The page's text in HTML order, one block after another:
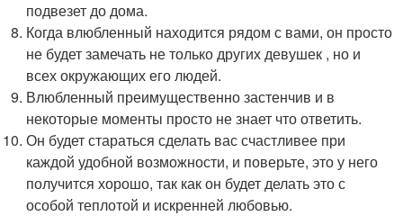
подвезет до дома.
Когда влюбленный находится рядом с вами, он просто
не будет замечать не только других девушек , но и
всех окружающих его людей.
Влюбленный преимущественно застенчив и в
некоторые моменты просто не знает что ответить.
Он будет стараться сделать вас счастливее при
каждой удобной возможности, и поверьте, это у него
получится хорошо, так как он будет делать это с
особой теплотой и искренней любовью.